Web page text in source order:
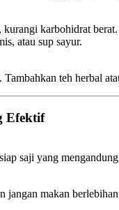
kurangi karbohidrat berat.
atau sup sayur.
teh herbal
Efektif
saji yang
jangan makan